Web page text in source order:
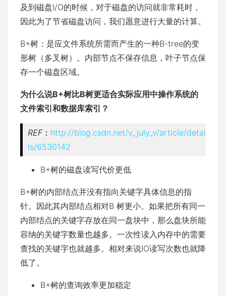
及到磁盘I/O的时候，对于磁盘的访问就非常耗时，
因此为了节省磁盘访问，我们愿意进行大量的计算。
B+树：是应文件系统所需而产生的一种B-tree的变
形树（多叉树）。内部节点不保存信息，叶子节点保
存一个磁盘区域。
为什么说B+树比B树更适合实际应用中操作系统的
文件索引和数据库索引？
REF： http://blog.csdn.net/v_july_v/article/detai
ls/6530142
B+树的磁盘读写代价更低
B+树的内部结点并没有指向关键字具体信息的指
针。因此其内部结点相对B 树更小。如果把所有同一
内部结点的关键字存放在同一盘块中，那么盘块所能
容纳的关键字数量也越多。一次性读入内存中的需要
查找的关键字也就越多。相对来说IO读写次数也就降
低了。
B+树的查询效率更加稳定